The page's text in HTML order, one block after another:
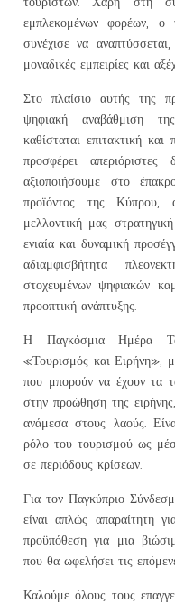
εμπλεκομένων φορέων, ο
συνέχισε να
μοναδικές εμπειρίες και
Στο πλαίσιο αυτής της
ψηφιακή αναβάθμιση
καθίσταται επιτακτική
προσφέρει
αξιοποιήσουμε στο
προϊόντος της Κύπρου,
μελλοντική μας
ενιαία και δυναμική
αδιαμφισβήτητα
στοχευμένων ψηφιακών
προοπτική ανάπτυξης.
Η Παγκόσμια Ημέρα
«Τουρισμός και Ειρήνη»,
που μπορούν να έχουν τα
στην προώθηση της
ανάμεσα στους λαούς.
ρόλο του τουρισμού ως
σε περιόδους κρίσεων.
Για τον Παγκύπριο
είναι απλώς απαραίτητη
προϋπόθεση για μια
που θα ωφελήσει τις
Καλούμε όλους τους